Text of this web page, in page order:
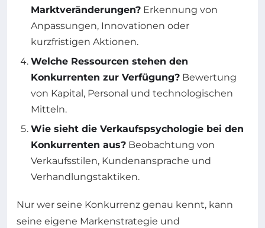
Marktveränderungen? Erkennung von
Anpassungen, Innovationen oder
kurzfristigen Aktionen.
Welche Ressourcen stehen den
Konkurrenten zur Verfügung? Bewertung
von Kapital, Personal und technologischen
Mitteln.
Wie sieht die Verkaufspsychologie bei den
Konkurrenten aus? Beobachtung von
Verkaufsstilen, Kundenansprache und
Verhandlungstaktiken.
Nur wer seine Konkurrenz genau kennt, kann
seine eigene Markenstrategie und